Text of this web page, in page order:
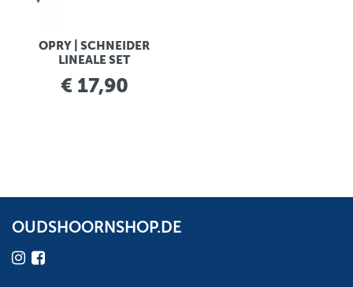
OPRY | SCHNEIDER
LINEALE SET
€ 17,90
OUDSHOORNSHOP.DE